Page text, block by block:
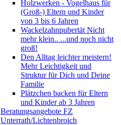
Holzwerken - Vogelhaus für
(Groß-) Eltern und Kinder
von 3 bis 6 Jahren
Wackelzahnpubertät Nicht
mehr klein.. ...und noch nicht
groß!
Den Alltag leichter meistern!
Mehr Leichtigkeit und
Struktur für Dich und Deine
Familie
Plätzchen backen für Eltern
und Kinder ab 3 Jahren
Beratungsangebote FZ
Unterrath/Lichtenbroich